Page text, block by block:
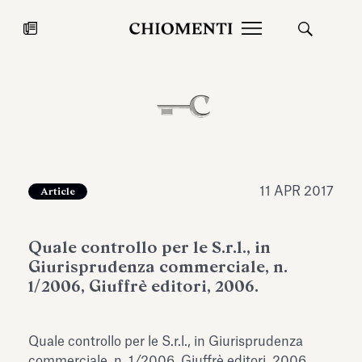
27 LUG 2026
mostra Marmora Romana
EcoVadis
Article 11 APR 2017
Quale controllo per le S.r.l., in
Giurisprudenza commerciale, n.
1/2006, Giuffrè editori, 2006.
Quale controllo per le S.r.l., in Giurisprudenza